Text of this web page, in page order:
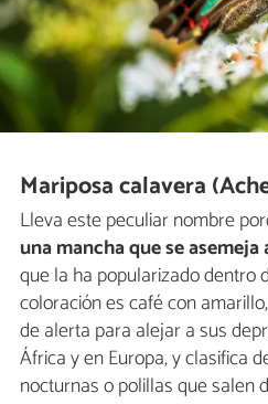
Mariposa calavera
Lleva este peculiar nombre
una mancha que se
que la ha popularizado dentro
coloración es café con
de alerta para alejar a sus
África y en Europa, y clasifica
nocturnas o polillas que salen